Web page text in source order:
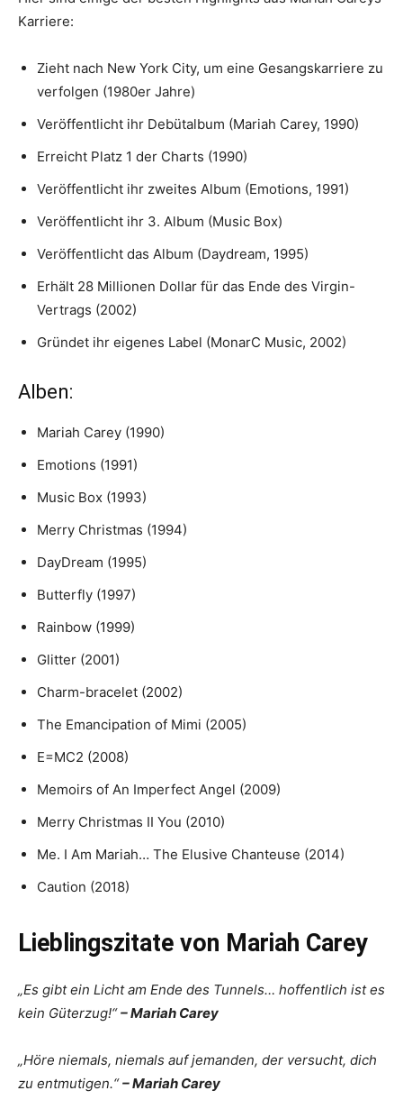
Karriere:
Zieht nach New York City, um eine Gesangskarriere zu
verfolgen (1980er Jahre)
Veröffentlicht ihr Debütalbum (Mariah Carey, 1990)
Erreicht Platz 1 der Charts (1990)
Veröffentlicht ihr zweites Album (Emotions, 1991)
Veröffentlicht ihr 3. Album (Music Box)
Veröffentlicht das Album (Daydream, 1995)
Erhält 28 Millionen Dollar für das Ende des Virgin-
Vertrags (2002)
Gründet ihr eigenes Label (MonarC Music, 2002)
Alben:
Mariah Carey (1990)
Emotions (1991)
Music Box (1993)
Merry Christmas (1994)
DayDream (1995)
Butterfly (1997)
Rainbow (1999)
Glitter (2001)
Charm-bracelet (2002)
The Emancipation of Mimi (2005)
E=MC2 (2008)
Memoirs of An Imperfect Angel (2009)
Merry Christmas II You (2010)
Me. I Am Mariah… The Elusive Chanteuse (2014)
Caution (2018)
Lieblingszitate von Mariah Carey
„Es gibt ein Licht am Ende des Tunnels… hoffentlich ist es
kein Güterzug!“– Mariah Carey
„Höre niemals, niemals auf jemanden, der versucht, dich
zu entmutigen.“– Mariah Carey